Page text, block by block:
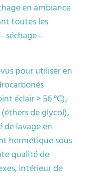
en ambiance
toutes les
séchage –
pour utiliser en
éclair > 56 °C),
de glycol),
lavage en
hermétique sous
qualité de
intérieur de